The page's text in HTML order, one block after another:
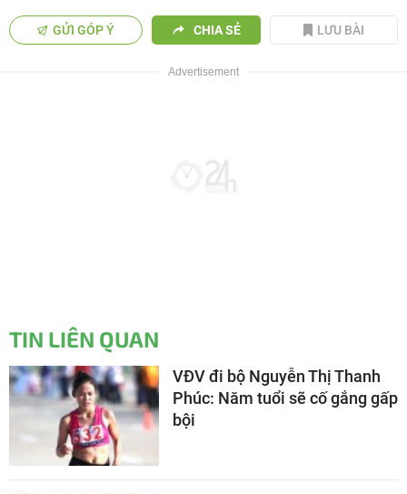
GỬI GÓP Ý CHIA SẺ LƯU BÀI
TIN LIÊN QUAN
VĐV đi bộ Nguyễn Thị Thanh
Phúc: Năm tuổi sẽ cố gắng gấp
bội